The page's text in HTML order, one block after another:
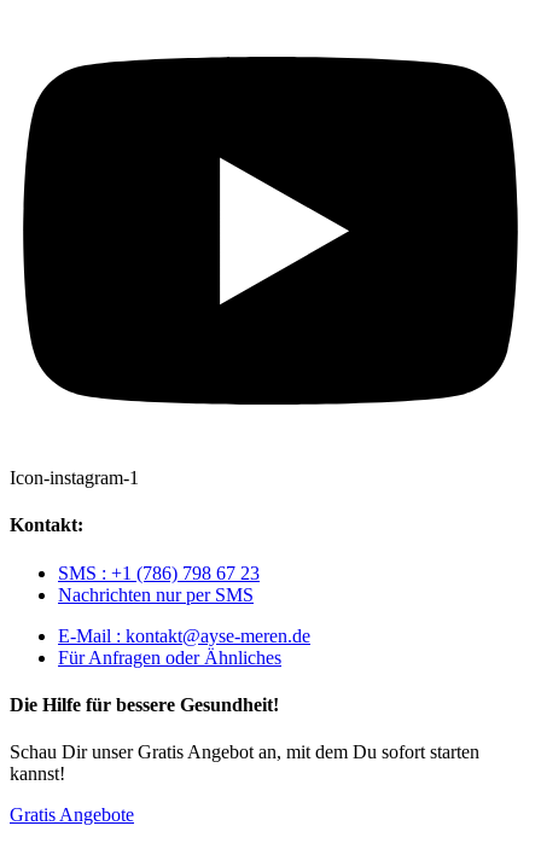
Icon-instagram-1
Kontakt:
SMS : +1 (786) 798 67 23
Nachrichten nur per SMS
E-Mail : kontakt@ayse-meren.de
Für Anfragen oder Ähnliches
Die Hilfe für bessere Gesundheit!
Schau Dir unser Gratis Angebot an, mit dem Du sofort starten
kannst!
Gratis Angebote